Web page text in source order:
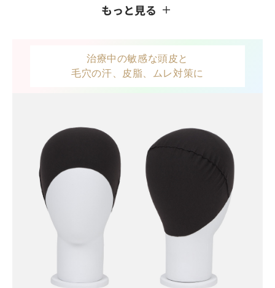
L ：（頭囲：53〜60cm）
取り扱い方法
・無蛍光洗剤を使用し、ネットに入れて弱水流で洗ってくだ
さい。 ・手洗いの際は軽く押し洗いをして、捻らないように
押し絞りをして形を整えてから直射日光を避けて平干しして
ください。 ・洗濯後濡れたままの重ね置きは避けてくださ
い。強い摩擦により濃色のものは他のものに色移りすること
を避けて日陰で平干ししてください。 ・爪や突起物による引
もっと見る
治療中の敏感な頭皮と
毛穴の汗、皮脂、ムレ対策に